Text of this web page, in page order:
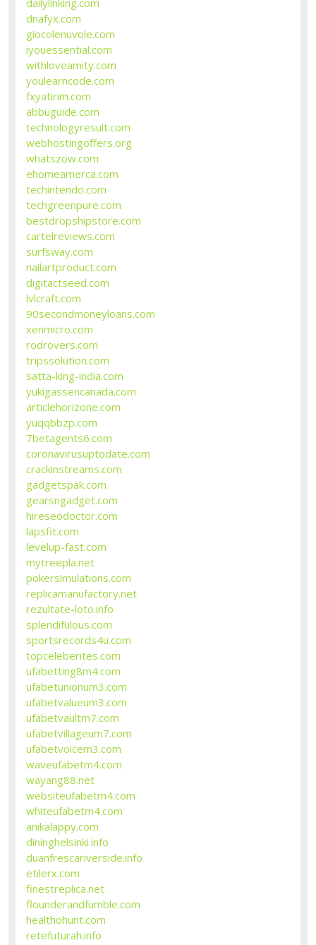
dnafyx.com
giocolenuvole.com
iyouessential.com
withloveamity.com
youlearncode.com
fxyatirim.com
abbuguide.com
technologyresult.com
webhostingoffers.org
whatszow.com
ehomeamerca.com
techintendo.com
techgreenpure.com
bestdropshipstore.com
cartelreviews.com
surfsway.com
nailartproduct.com
digitactseed.com
lvlcraft.com
90secondmoneyloans.com
xenmicro.com
rodrovers.com
tripssolution.com
satta-king-india.com
yukigassencanada.com
articlehorizone.com
yuqqbbzp.com
7betagents6.com
coronavirusuptodate.com
crackinstreams.com
gadgetspak.com
gearsngadget.com
hireseodoctor.com
lapsfit.com
levelup-fast.com
mytreepla.net
pokersimulations.com
replicamanufactory.net
rezultate-loto.info
splendifulous.com
sportsrecords4u.com
topceleberites.com
ufabetting8m4.com
ufabetunionum3.com
ufabetvalueum3.com
ufabetvaultm7.com
ufabetvillageum7.com
ufabetvoicem3.com
waveufabetm4.com
wayang88.net
websiteufabetm4.com
whiteufabetm4.com
anikalappy.com
dininghelsinki.info
duanfrescariverside.info
etilerx.com
finestreplica.net
flounderandfumble.com
healthohunt.com
retefuturah.info